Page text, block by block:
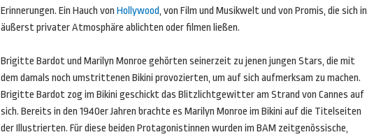
Erinnerungen. Ein Hauch von Hollywood, von Film und Musikwelt und von Promis, die sich in
äußerst privater Atmosphäre ablichten oder filmen ließen.
Brigitte Bardot und Marilyn Monroe gehörten seinerzeit zu jenen jungen Stars, die mit
dem damals noch umstrittenen Bikini provozierten, um auf sich aufmerksam zu machen.
Brigitte Bardot zog im Bikini geschickt das Blitzlichtgewitter am Strand von Cannes auf
sich. Bereits in den 1940er Jahren brachte es Marilyn Monroe im Bikini auf die Titelseiten
der Illustrierten. Für diese beiden Protagonistinnen wurden im BAM zeitgenössische,